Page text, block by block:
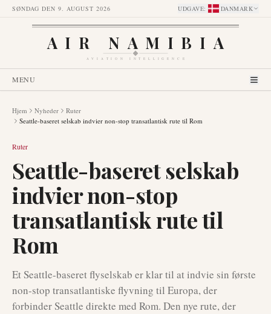
SØNDAG DEN 9. AUGUST 2026 UDGAVE: DANMARK
AIR NAMIBIA
AVIATION INTELLIGENCE
MENU
Hjem Nyheder
Ruter
Seattle-baseret selskab indvier non-stop transatlantisk rute til Rom
Ruter
Seattle-baseret selskab
indvier non-stop
transatlantisk rute til
Rom
Et Seattle-baseret flyselskab er klar til at indvie sin første
non-stop transatlantiske flyvning til Europa, der
forbinder Seattle direkte med Rom. Den nye rute, der